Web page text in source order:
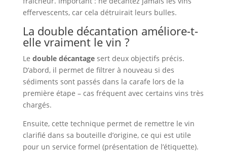
effervescents, car cela détruirait leurs bulles.
La double décantation améliore-t-
elle vraiment le vin ?
Le double décantagesert deux objectifs précis.
D’abord, il permet de filtrer à nouveau si des
sédiments sont passés dans la carafe lors de la
première étape – cas fréquent avec certains vins très
chargés.
Ensuite, cette technique permet de remettre le vin
clarifié dans sa bouteille d’origine, ce qui est utile
pour un service formel (présentation de l’étiquette).